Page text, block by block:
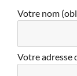
Votre nom
Votre adresse